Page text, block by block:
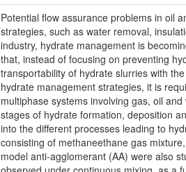
Potential flow assurance problems in oil
strategies, such as water removal,
industry, hydrate management is
that, instead of focusing on preventing
transportability of hydrate slurries with
hydrate management strategies, it is
multiphase systems involving gas, oil
stages of hydrate formation, deposition
into the different processes leading to
consisting of methaneethane gas
model anti-agglomerant (AA) were also